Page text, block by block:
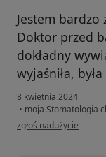
Jestem
Doktor przed
dokładny
wyjaśniła,
8 kwietnia 2024
• moja Stomatologia
w opinii użytkownika
zgłoś nadużycie